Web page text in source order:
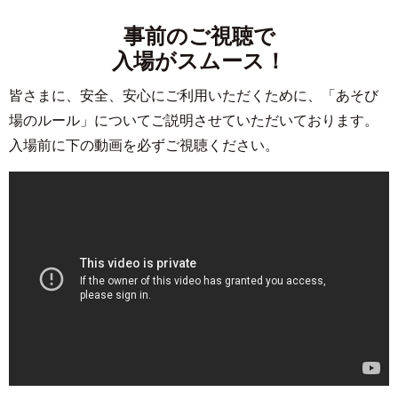
事前のご視聴で
入場がスムース！
皆さまに、安全、安心にご利用いただくために、「あそび
場のルール」についてご説明させていただいております。
入場前に下の動画を必ずご視聴ください。